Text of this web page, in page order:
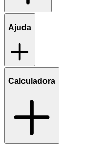
Ajuda
Calculadora